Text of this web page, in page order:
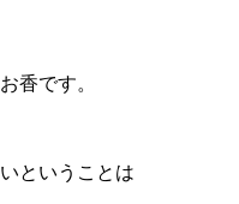
香です。
ということは